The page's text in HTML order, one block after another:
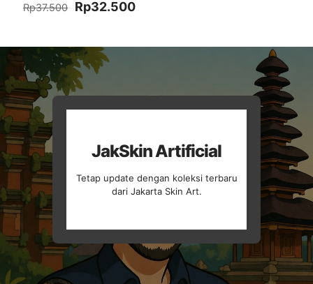
Rp37.500
Harga
aslinya
Rp37.500.
Rp32.500Harga
adalah:
JakSkin Artificial
Tetap update dengan koleksi terbaru
dari Jakarta Skin Art.